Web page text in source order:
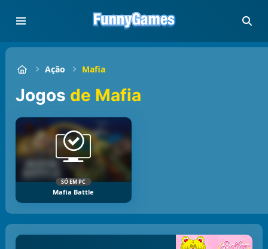
Ação Mafia
Jogos de Mafia
SÓ EM PC
Mafia Battle